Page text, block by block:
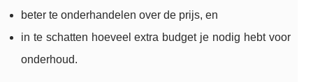
beter te onderhandelen over de prijs, en
in te schatten hoeveel extra budget je nodig hebt voor
onderhoud.